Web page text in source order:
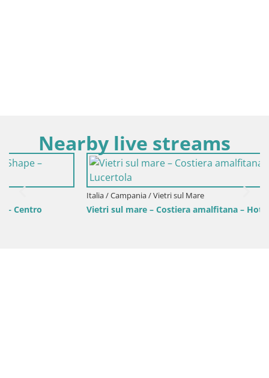
Nearby live streams
Italia / Campania / Vietri sul Mare
Vietri sul mare – Costiera amalfitana – Hotel La Lucertola